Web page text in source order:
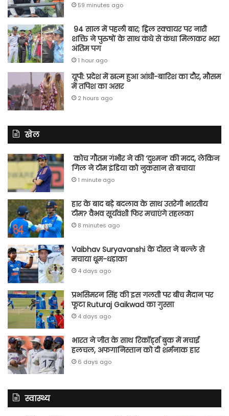
59 minutes ago
94 साल में पहली बार; ड्रिल स्क्वायर पर नारी
शक्ति ने पुरुषों के साथ कंधे से कंधा मिलाकर भरा
अंतिम पग
1 hour ago
यूपी: प्रदेश में खत्म हुआ आंधी-बारिश का दौर, मौसम
में तपिश का असर
2 hours ago
खेल
कोच गौतम गंभीर ने की ‘दुश्मन’ की मदद, लेकिन
गिल ने टीम इंडिया को नुकसान से बचाया
1 minute ago
हार के बाद बड़े बदलाव के साथ उतरेगी भारतीय
टीम? वैभव सूर्यवंशी फिर मचाएंगे तहलका
8 minutes ago
Vaibhav Suryavanshi के दोस्त ने बल्ले से
मचाया धूम-धड़ाका
4 days ago
प्रभसिमरन सिंह की इस गलती पर बीच मैदान पर
फूटा Ruturaj Gaikwad का गुस्सा
4 days ago
भारत ने जीत के साथ रिकॉर्ड्स बुक में मचाई
हलचल, अफगानिस्तान को दी शर्मनाक हार
6 days ago
स्वास्थ्य